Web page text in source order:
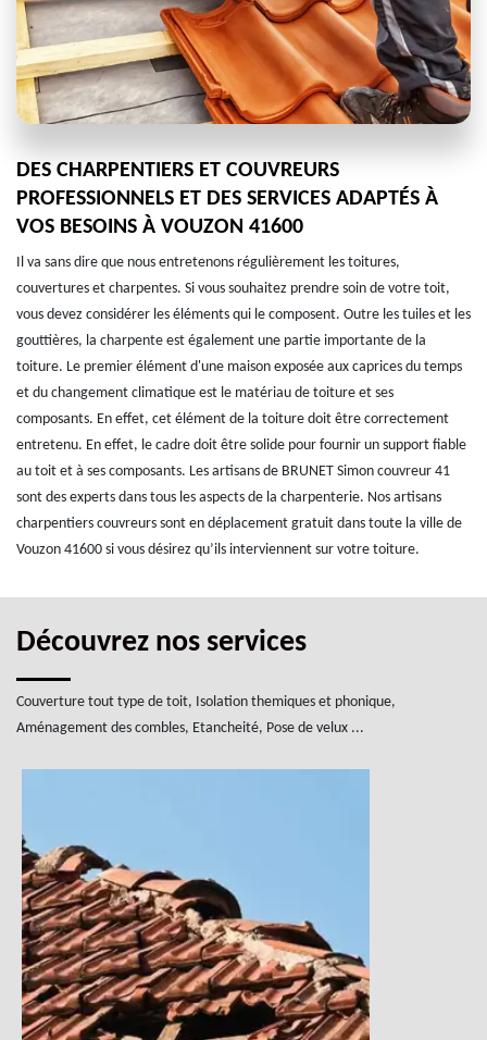
DES CHARPENTIERS ET COUVREURS
PROFESSIONNELS ET DES SERVICES ADAPTÉS À
VOS BESOINS À VOUZON 41600
Il va sans dire que nous entretenons régulièrement les toitures,
couvertures et charpentes. Si vous souhaitez prendre soin de votre toit,
vous devez considérer les éléments qui le composent. Outre les tuiles et les
gouttières, la charpente est également une partie importante de la
toiture. Le premier élément d'une maison exposée aux caprices du temps
et du changement climatique est le matériau de toiture et ses
composants. En effet, cet élément de la toiture doit être correctement
entretenu. En effet, le cadre doit être solide pour fournir un support fiable
au toit et à ses composants. Les artisans de BRUNET Simon couvreur 41
sont des experts dans tous les aspects de la charpenterie. Nos artisans
charpentiers couvreurs sont en déplacement gratuit dans toute la ville de
Vouzon 41600 si vous désirez qu’ils interviennent sur votre toiture.
Découvrez nos services
Couverture tout type de toit, Isolation themiques et phonique,
Aménagement des combles, Etancheité, Pose de velux ...